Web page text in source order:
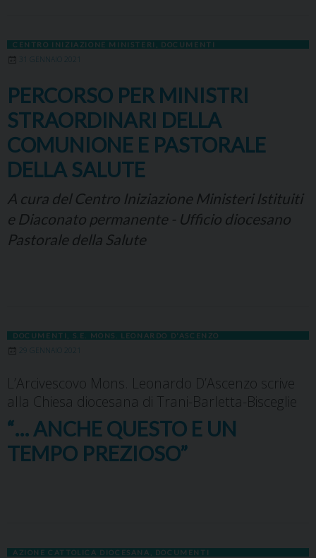
CENTRO INIZIAZIONE MINISTERI DOCUMENTI
31 GENNAIO 2021
PERCORSO PER MINISTRI
STRAORDINARI DELLA
COMUNIONE E PASTORALE
DELLA SALUTE
A cura del Centro Iniziazione Ministeri Istituiti
e Diaconato permanente - Ufficio diocesano
Pastorale della Salute
DOCUMENTI S.E. MONS. LEONARDO D'ASCENZO
29 GENNAIO 2021
L’Arcivescovo Mons. Leonardo D’Ascenzo scrive
alla Chiesa diocesana di Trani-Barletta-Bisceglie
“… ANCHE QUESTO E UN
TEMPO PREZIOSO”
AZIONE CATTOLICA DIOCESANA DOCUMENTI